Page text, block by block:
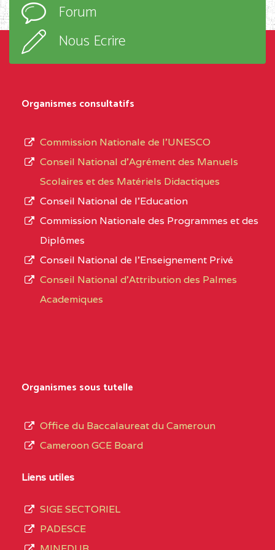
D'ENSEIGNEMENT
PROFESSIONNEL
(CEGEP) STE FOI BP
:4740 YAOUNDE
CENTRE
COLLEGE PANAFRICAIN
DE L'EXCELLENCE BP
CENTRE
COLLEGE PRIVE
CENTRE
COLLEGE PRIVE LAIC
SAINT MICHEL
CENTRE
d’enseignement,
type
L’offre
d’éducation
de
du
de
septembre
Forum
Nous Ecrire
Organismes consultatifs
Commission Nationale de l’UNESCO
Conseil National d’Agrément des Manuels
Scolaires et des Matériels Didactiques
Conseil National de l’Education
Commission Nationale des Programmes et des
Diplômes
Conseil National de l’Enseignement Privé
Conseil National d'Attribution des Palmes
Academiques
Organismes sous tutelle
Office du Baccalaureat du Cameroun
Cameroon GCE Board
Liens utiles
SIGE SECTORIEL
PADESCE